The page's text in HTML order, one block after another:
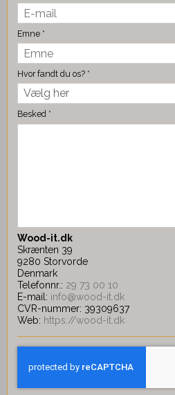
Emne *
Hvor fandt du os? *
Besked *
Wood-it.dk
Skrænten 39
9280 Storvorde
Denmark
Telefonnr.: 29 73 00 10
E-mail: info@wood-it.dk
CVR-nummer: 39309637
Web: https://wood-it.dk